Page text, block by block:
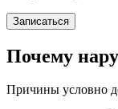
Записаться
Почему
Причины условно